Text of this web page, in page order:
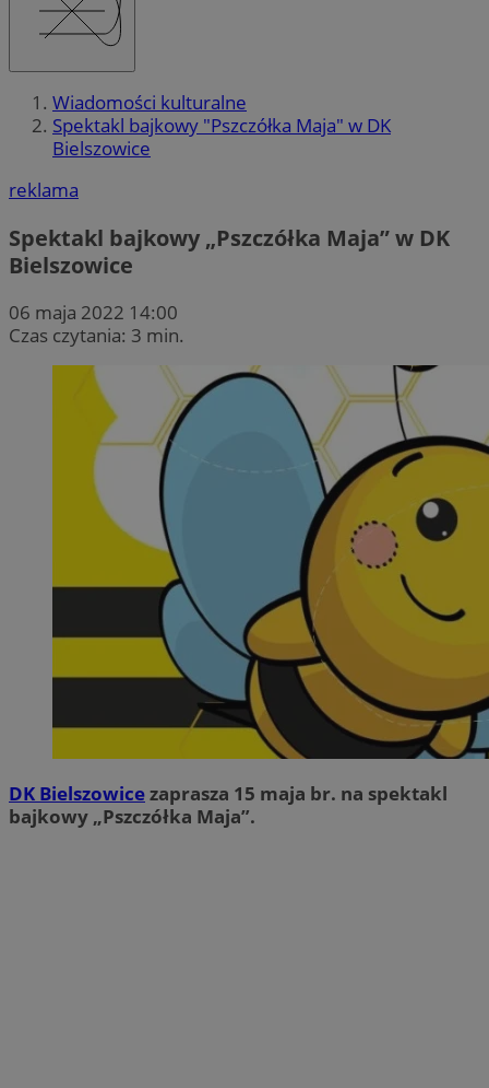
Wiadomości kulturalne
Spektakl bajkowy "Pszczółka Maja" w DK
Bielszowice
reklama
Spektakl bajkowy „Pszczółka Maja” w DK
Bielszowice
06 maja 2022 14:00
Czas czytania: 3 min.
DK Bielszowicezaprasza 15 maja br. na spektakl
bajkowy „Pszczółka Maja”.